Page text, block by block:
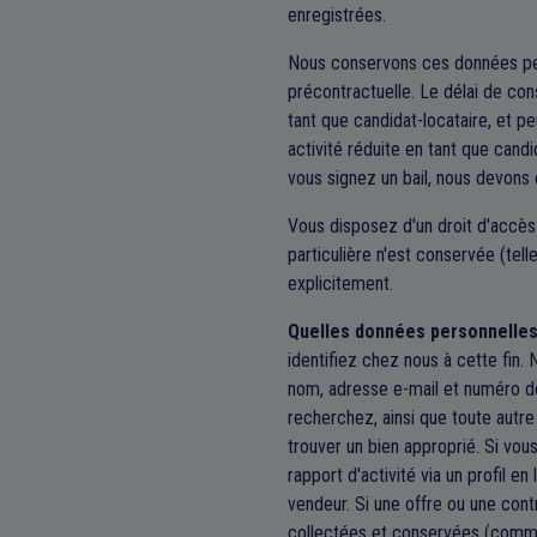
enregistrées.
Nous conservons ces données
précontractuelle. Le délai de
tant que candidat-locataire, et
activité réduite en tant que
vous signez un bail, nous
Vous disposez d'un droit
particulière n'est conservée
explicitement.
Quelles données
identifiez chez nous à cette fin.
nom, adresse e-mail et numéro
recherchez, ainsi que toute
trouver un bien approprié. Si
rapport d'activité via un profil en
vendeur. Si une offre ou une